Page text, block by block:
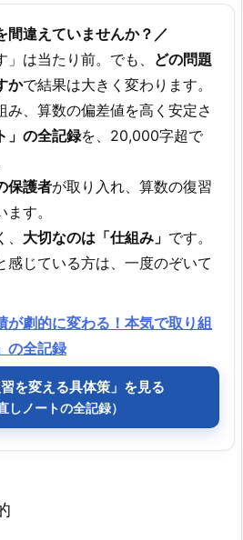
間違えていませんか？／
」は当たり前。でも、 どの問題
かで結果は大きく変わります。
み、算数の偏差値を高く安定さ
」の全記録を、20,000字超で
保護者が取り入れ、算数の復習
す。
大切なのは「仕組み」 です。
感じている方は、一度のぞいて
が劇的に変わる！本気で取り組
の全記録
を変える具体策」を見る
しノートの全記録）